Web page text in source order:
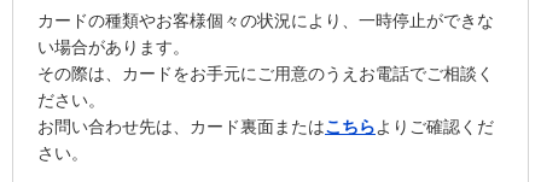
カードの種類やお客様個々の状況により、一時停止ができな
い場合があります。
その際は、カードをお手元にご用意のうえお電話でご相談く
ださい。
お問い合わせ先は、カード裏面またはこちらよりご確認くだ
さい。